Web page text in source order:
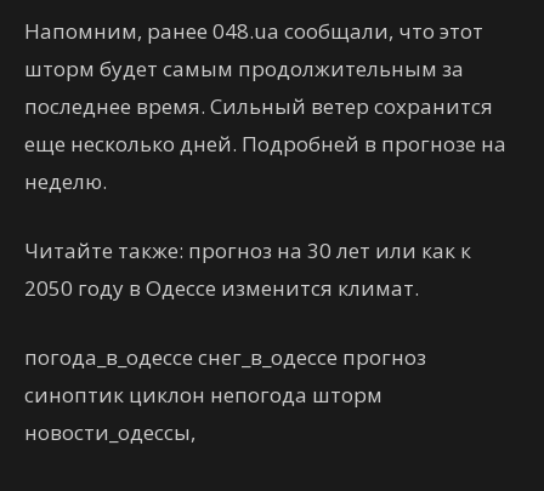
Напомним, ранее 048.ua сообщали, что этот
шторм будет самым продолжительным за
последнее время. Сильный ветер сохранится
еще несколько дней. Подробней в прогнозе на
неделю.
Читайте также: прогноз на 30 лет или как к
2050 году в Одессе изменится климат.
погода_в_одессе снег_в_одессе прогноз
синоптик циклон непогода шторм
новости_одессы,